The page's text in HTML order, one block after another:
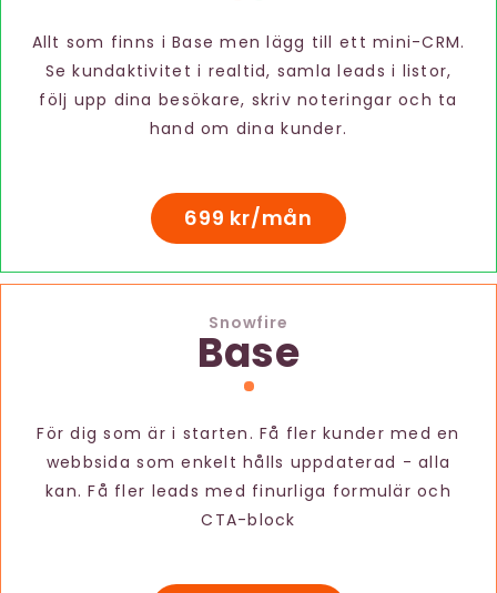
Snowfire
Base
För dig som är i starten. Få fler kunder med en
webbsida som enkelt hålls uppdaterad - alla
kan. Få fler leads med finurliga formulär och
CTA-block
Allt som finns i Base men lägg till ett mini-CRM.
Se kundaktivitet i realtid, samla leads i listor,
följ upp dina besökare, skriv noteringar och ta
hand om dina kunder.
699 kr/mån